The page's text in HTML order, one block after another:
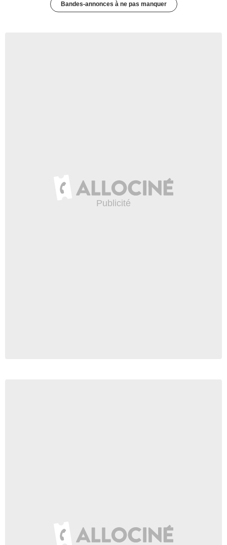
Bandes-annonces à ne pas manquer